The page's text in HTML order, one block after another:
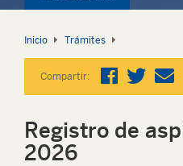
Inicio Trámites
Compartir:
Registro de
2026